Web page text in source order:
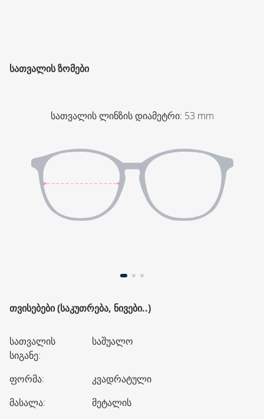
ᲡᲐᲗᲕᲐᲚᲘᲡ ᲖᲝᲛᲔᲑᲘ
სათვალის ლინზის დიამეტრი: 53 mm
ᲗᲕᲘᲡᲔᲑᲔᲑᲘ (ᲡᲐᲙᲣᲗᲠᲔᲑᲐ, ᲜᲘᲕᲔᲑᲘ..)
სათვალის
სიგანე:
საშუალო
ფორმა:
კვადრატული
მასალა:
მეტალის